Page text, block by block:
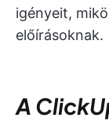
igényeit,
előírásoknak.
A